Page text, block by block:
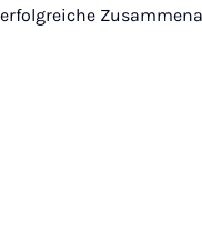
erfolgreiche